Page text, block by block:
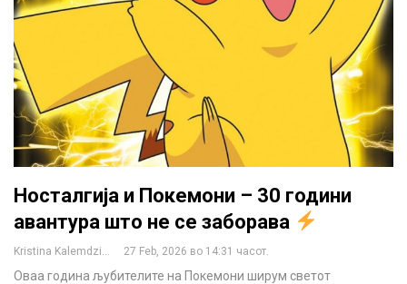
Носталгија и Покемони – 30 години
авантура што не се заборава
Kristina Kalemdzikj 27 Feb, 2026 во 14:31 часот.
Оваа година љубителите на Покемони ширум светот